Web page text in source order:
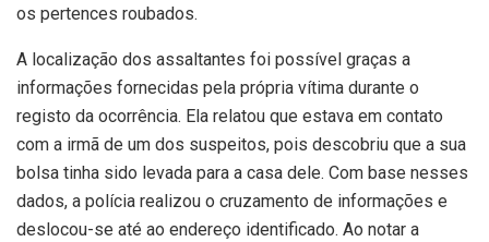
os pertences roubados.
A localização dos assaltantes foi possível graças a
informações fornecidas pela própria vítima durante o
registo da ocorrência. Ela relatou que estava em contato
com a irmã de um dos suspeitos, pois descobriu que a sua
bolsa tinha sido levada para a casa dele. Com base nesses
dados, a polícia realizou o cruzamento de informações e
deslocou-se até ao endereço identificado. Ao notar a